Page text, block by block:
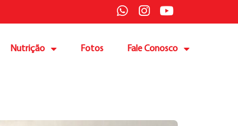
Nutrição Fotos Fale Conosco